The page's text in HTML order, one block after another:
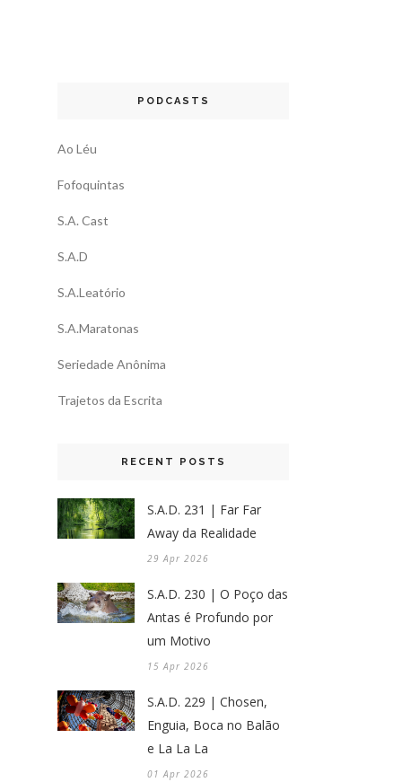
PODCASTS
Ao Léu
Fofoquintas
S.A. Cast
S.A.D
S.A.Leatório
S.A.Maratonas
Seriedade Anônima
Trajetos da Escrita
RECENT POSTS
S.A.D. 231 | Far Far
Away da Realidade
29 Apr 2026
S.A.D. 230 | O Poço das
Antas é Profundo por
um Motivo
15 Apr 2026
S.A.D. 229 | Chosen,
Enguia, Boca no Balão
e La La La
01 Apr 2026